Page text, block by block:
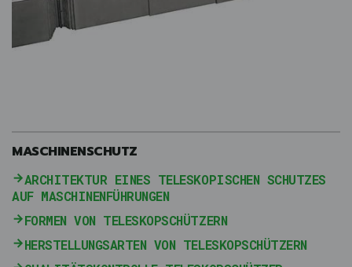
MASCHINENSCHUTZ
ARCHITEKTUR EINES TELESKOPISCHEN SCHUTZES
AUF MASCHINENFÜHRUNGEN
FORMEN VON TELESKOPSCHÜTZERN
HERSTELLUNGSARTEN VON TELESKOPSCHÜTZERN